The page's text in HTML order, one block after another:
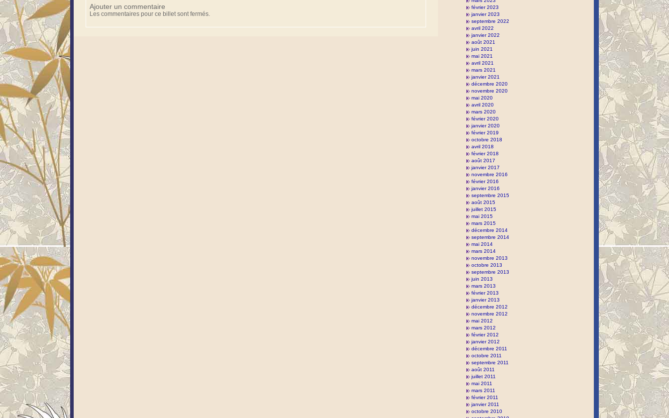
Ajouter un commentaire
Les commentaires pour ce billet sont fermés.
février 2023
janvier 2023
septembre 2022
avril 2022
janvier 2022
août 2021
juin 2021
mai 2021
avril 2021
mars 2021
janvier 2021
décembre 2020
novembre 2020
mai 2020
avril 2020
mars 2020
février 2020
janvier 2020
février 2019
octobre 2018
avril 2018
février 2018
août 2017
janvier 2017
novembre 2016
février 2016
janvier 2016
septembre 2015
août 2015
juillet 2015
mai 2015
mars 2015
décembre 2014
septembre 2014
mai 2014
mars 2014
novembre 2013
octobre 2013
septembre 2013
juin 2013
mars 2013
février 2013
janvier 2013
décembre 2012
novembre 2012
mai 2012
mars 2012
février 2012
janvier 2012
décembre 2011
octobre 2011
septembre 2011
août 2011
juillet 2011
mai 2011
mars 2011
février 2011
janvier 2011
octobre 2010